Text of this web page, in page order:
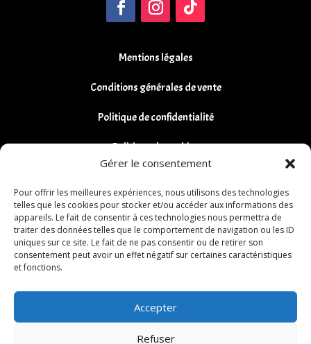
Gérer le consentement
Pour offrir les meilleures expériences, nous utilisons des technologies
telles que les cookies pour stocker et/ou accéder aux informations des
appareils. Le fait de consentir à ces technologies nous permettra de
traiter des données telles que le comportement de navigation ou les ID
uniques sur ce site. Le fait de ne pas consentir ou de retirer son
consentement peut avoir un effet négatif sur certaines caractéristiques
et fonctions.
Accepter
Refuser
Mentions légales
Conditions générales de vente
Politique de confidentialité
Politique de cookies